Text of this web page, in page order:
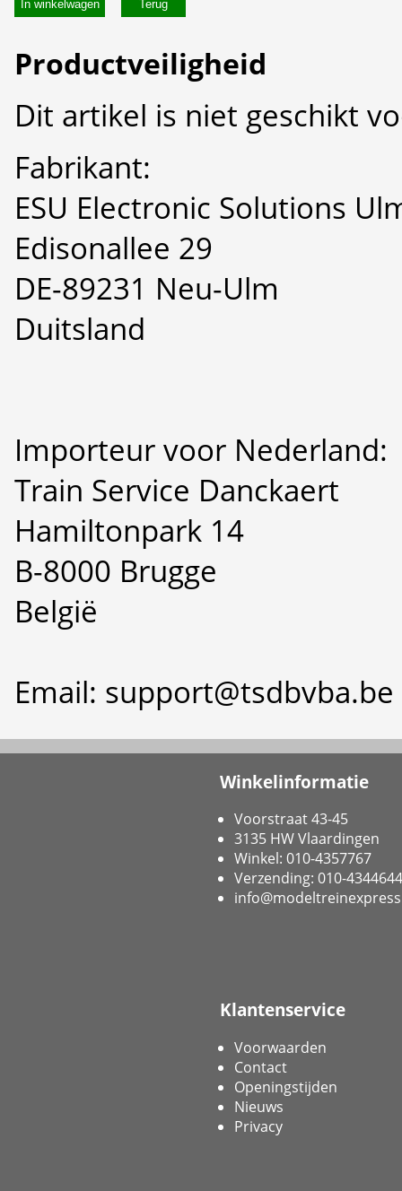
In winkelwagen
Productveiligheid
Dit artikel is niet geschikt
Fabrikant:
ESU Electronic Solutions
Edisonallee 29
DE-89231 Neu-Ulm
Duitsland
Importeur voor Nederland:
Train Service Danckaert
Hamiltonpark 14
B-8000 Brugge
België
Email: support@tsdbvba.be
Winkelinformatie
Voorstraat 43-45
3135 HW Vlaardingen
Winkel: 010-4357767
Verzending: 010-4344644
Klantenservice
Voorwaarden
Contact
Openingstijden
Nieuws
Privacy